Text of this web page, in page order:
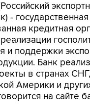
- государственная
кредитная
и поддержки
Банк
в странах
Америки и
на сайте